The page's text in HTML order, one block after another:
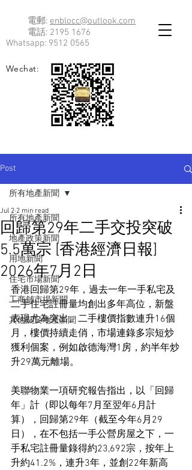
電郵: enblocc@outlook.com
電話: 2195 1676
Whatsapp: 9512 0565
Wechat:
Post
所有地產新聞
地產政策新聞
用地新聞
住宅市場新聞
工商舖市場新聞
其他關於地產新聞
所有地產新聞
回歸第29年二手交投突破
5.5萬宗 [香港經濟日報]
2026年7月2日
Jul 2 2 min read
香港回歸第29年，過去一年一手私宅及
二手住宅註冊量均創出多年高位，新盤
表現尤為突出。二手樓價指數連升16個
月，樓價持續走俏，市場連錄多宗短炒
獲利個案，例如啟德海灣1房，約半年炒
升29萬元離場。
美聯物業一項研究報告指出，以「回歸
年」計（即以每年7月至翌年6月計
算），回歸第29年（截至今年6月29
日），在不包括一手公營房屋之下，一
手私宅註冊量錄得約23,692宗，按年上
升約41.2%，連升3年，並創22年新高